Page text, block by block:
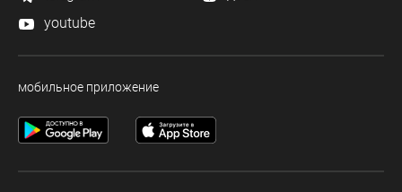
youtube
мобильное приложение